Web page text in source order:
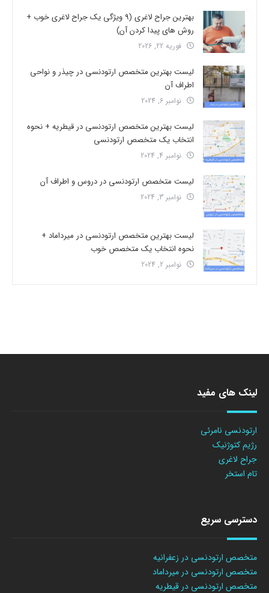
بهترین جراح لاغری (9 ویژگی یک جراح لاغری خوب +
روش های پیدا کردن آن)
فوریه 22, 2026
لیست بهترین متخصص ارتودنسی در چیذر و نواحی
اطراف آن
نوامبر 6, 2024
لیست بهترین متخصص ارتودنسی در قیطریه + نحوه
انتخاب یک متخصص ارتودنسی
نوامبر 4, 2024
لیست متخصص ارتودنسی در دروس و اطراف آن
نوامبر 3, 2024
لیست بهترین متخصص ارتودنسی در میرداماد +
نحوه انتخاب یک متخصص خوب
نوامبر 2, 2024
لینک های مفید
ارتودنسی نامرئی
رژیم کتوژنیک
جراح لاغری
تام استخر
دسترسی سریع
متخصص ارتودنسی در زعفرانیه
متخصص ارتودنسی در میرداماد
متخصص ارتودنسی در قیطریه